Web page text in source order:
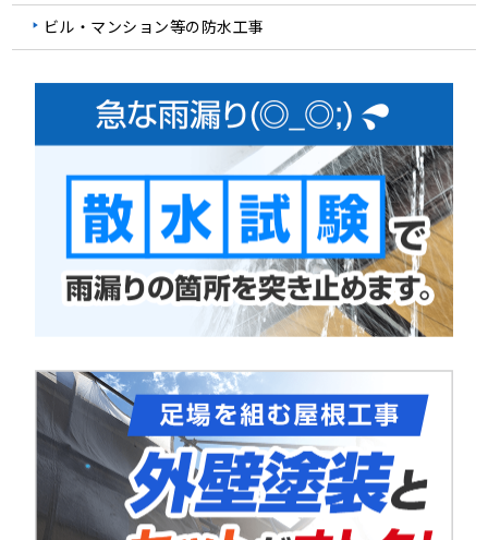
ビル・マンション等の防水工事